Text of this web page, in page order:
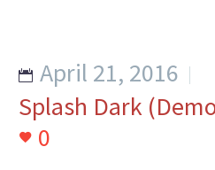
April 21, 2016
Splash Dark
0